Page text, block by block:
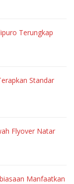
Terungkap
Standar
Flyover Natar
Manfaatkan